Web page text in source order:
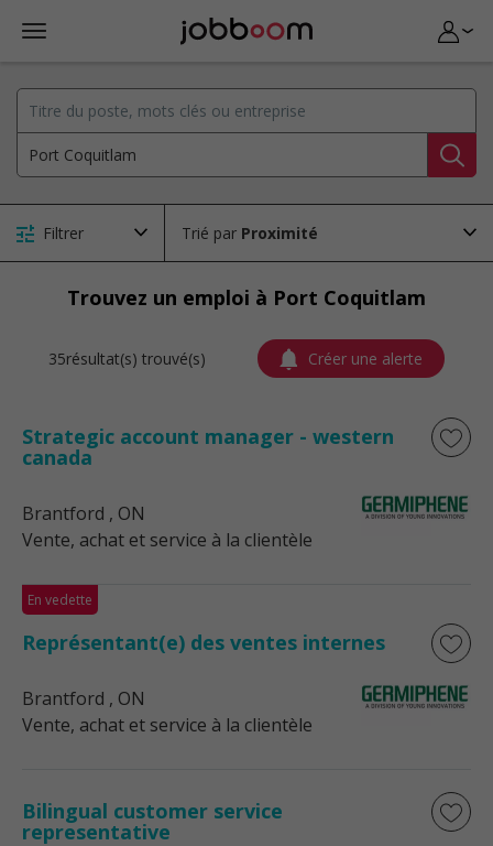
Filtrer Trié par
Trouvez un emploi à Port Coquitlam
35résultat(s) trouvé(s) Créer une alerte
Strategic account manager - western
canada
Brantford , ON
Vente, achat et service à la clientèle
En vedette
Représentant(e) des ventes internes
Brantford , ON
Vente, achat et service à la clientèle
Bilingual customer service
representative